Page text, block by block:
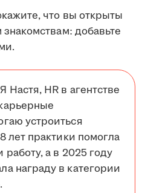
что вы открыты
добавьте
Настя, HR в агентстве
устроиться
лет практики помогла
а в 2025 году
награду в категории